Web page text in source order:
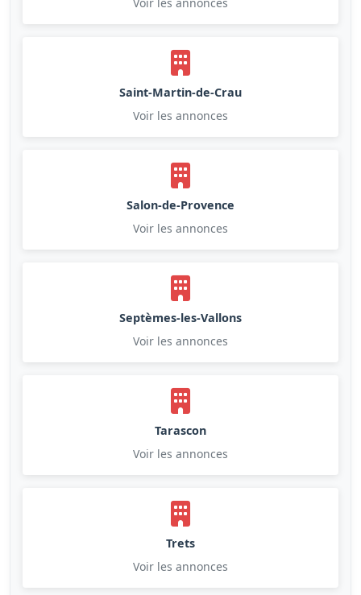
Saint-Martin-de-Crau
Voir les annonces
Salon-de-Provence
Voir les annonces
Septèmes-les-Vallons
Voir les annonces
Tarascon
Voir les annonces
Trets
Voir les annonces